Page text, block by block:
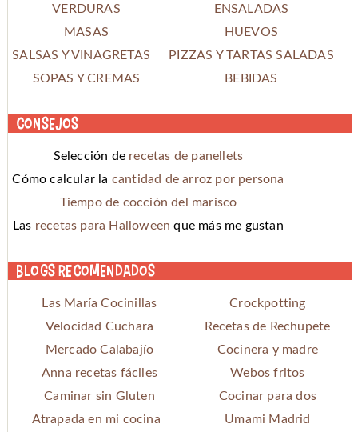
VERDURAS
ENSALADAS
MASAS
HUEVOS
SALSAS Y VINAGRETAS
PIZZAS Y TARTAS SALADAS
SOPAS Y CREMAS
BEBIDAS
Consejos
Selección de recetas de panellets
Cómo calcular la cantidad de arroz por persona
Tiempo de cocción del marisco
Las recetas para Halloween que más me gustan
Blogs recomendados
Las María Cocinillas
Crockpotting
Velocidad Cuchara
Recetas de Rechupete
Mercado Calabajío
Cocinera y madre
Anna recetas fáciles
Webos fritos
Caminar sin Gluten
Cocinar para dos
Atrapada en mi cocina
Umami Madrid